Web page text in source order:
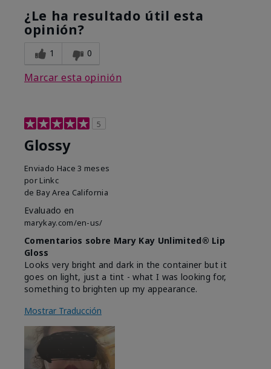
¿Le ha resultado útil esta
opinión?
1 0
Marcar esta opinión
5
Glossy
Enviado Hace 3 meses
por Linkc
de Bay Area California
Evaluado en
marykay.com/en-us/
Comentarios sobre Mary Kay Unlimited® Lip
Gloss
Looks very bright and dark in the container but it
goes on light, just a tint - what I was looking for,
something to brighten up my appearance.
Mostrar Traducción